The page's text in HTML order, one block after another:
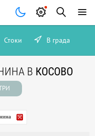
Стоки В града
В КОСОВО